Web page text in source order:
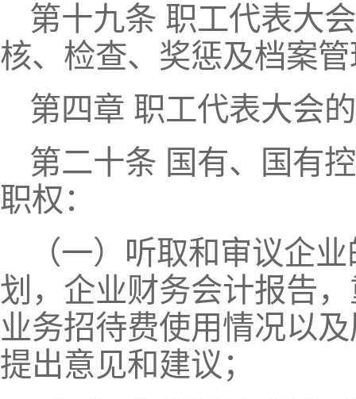
第十九条 职工代表大
核、检查、奖惩及档案
第四章 职工代表大会
第二十条 国有、国有
职权：
（一）听取和审议企
划，企业财务会计报告
业务招待费使用情况以
提出意见和建议；